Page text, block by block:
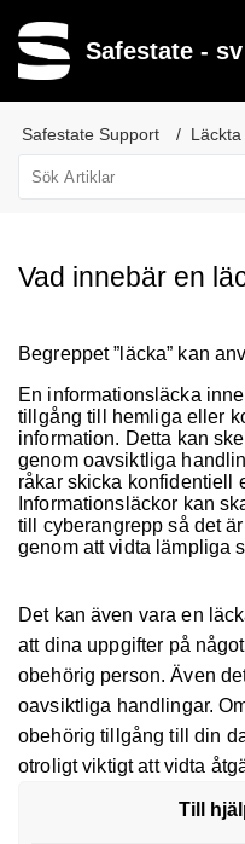
Safestate -
Safestate Support
Vad innebär en
Begreppet ”läcka” kan
En informationsläcka
tillgång till hemliga eller
information. Detta kan
genom oavsiktliga
råkar skicka konfidentiell
Informationsläckor kan
till cyberangrepp så det
genom att vidta lämpliga
Det kan även vara en
att dina uppgifter på
obehörig person. Även
oavsiktliga handlingar.
obehörig tillgång till din
otroligt viktigt att vidta
Till